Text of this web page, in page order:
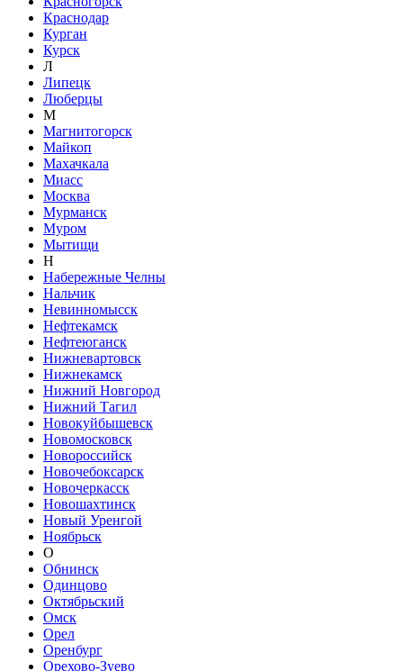
Краснодар
Курган
Курск
Л
Липецк
Люберцы
М
Магнитогорск
Майкоп
Махачкала
Миасс
Москва
Мурманск
Муром
Мытищи
Н
Набережные Челны
Нальчик
Невинномысск
Нефтекамск
Нефтеюганск
Нижневартовск
Нижнекамск
Нижний Новгород
Нижний Тагил
Новокуйбышевск
Новомосковск
Новороссийск
Новочебоксарск
Новочеркасск
Новошахтинск
Новый Уренгой
Ноябрьск
О
Обнинск
Одинцово
Октябрьский
Омск
Орел
Оренбург
Орехово-Зуево